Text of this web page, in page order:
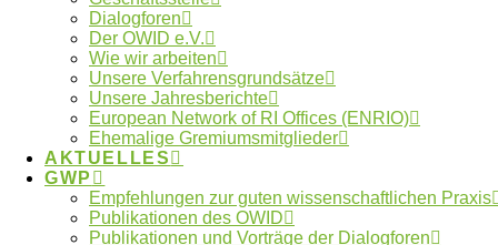
Dialogforen
Der OWID e.V.
Wie wir arbeiten
Unsere Verfahrensgrundsätze
Unsere Jahresberichte
European Network of RI Offices (ENRIO)
Ehemalige Gremiumsmitglieder
AKTUELLES
GWP
Empfehlungen zur guten wissenschaftlichen Praxis
Publikationen des OWID
Publikationen und Vorträge der Dialogforen
dem Robert-K.-Merton-Zentrum für
Wissenschaftsforschung organisiert wurde, fand 2021
Photo by Claudio Schwarz via unsplash.